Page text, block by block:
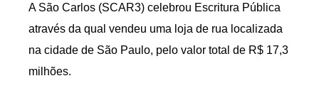
A São Carlos (SCAR3) celebrou Escritura Pública
através da qual vendeu uma loja de rua localizada
na cidade de São Paulo, pelo valor total de R$ 17,3
milhões.